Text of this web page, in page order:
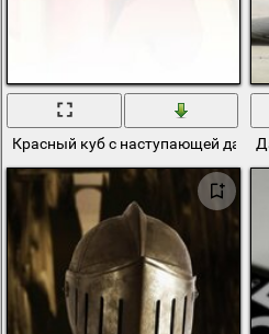
Красный куб с наступающей датой